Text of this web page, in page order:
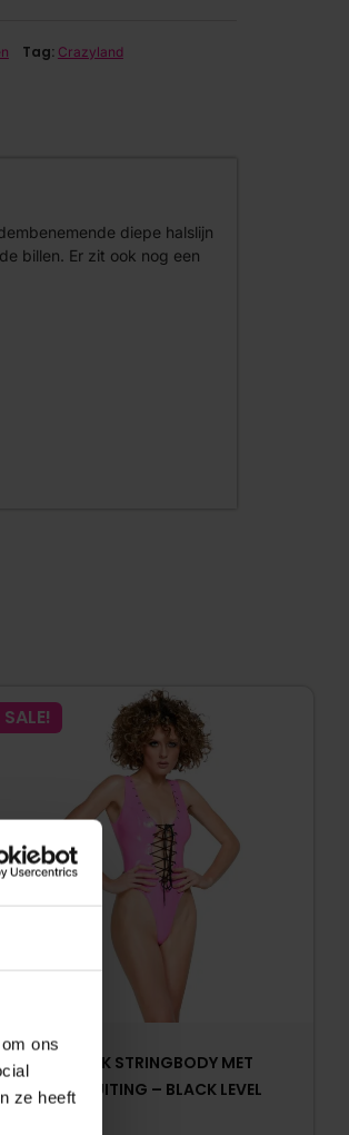
ons
ze heeft
Tag: Crazyland
diepe halslijn
billen. Er zit ook nog een
SALE!
ROZE LAK STRINGBODY MET
VETERSLUITING – BLACK LEVEL